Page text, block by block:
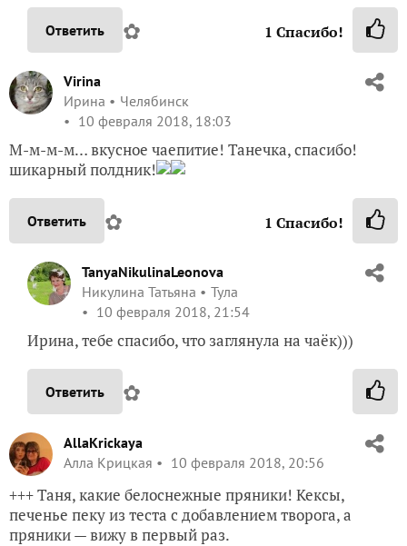
Ответить ✿ 1 Спасибо!
Virina
Ирина
Челябинск
10 февраля 2018, 18:03
М-м-м-м… вкусное чаепитие! Танечка, спасибо!
шикарный полдник!
Ответить ✿ 1 Спасибо!
TanyaNikulinaLeonova
Никулина Татьяна
Тула
10 февраля 2018, 21:54
Ирина, тебе спасибо, что заглянула на чаёк)))
Ответить ✿
AllaKrickaya
Алла Крицкая
10 февраля 2018, 20:56
+++ Таня, какие белоснежные пряники! Кексы,
печенье пеку из теста с добавлением творога, а
пряники — вижу в первый раз.